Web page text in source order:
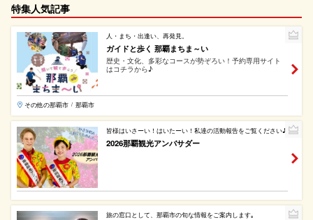
特集人気記事
人・まち・出逢い、再発見。
ガイドと歩く 那覇まちま～い
歴史・文化、多彩なコースが勢ぞろい！予約専用サイト
はコチラから♪
その他の那覇市 / 那覇市
皆様はいさーい！はいたーい！私達の活動報告をご覧ください♪
2026那覇観光アンバサダー
旅の窓口として、那覇市の旬な情報をご案内します｡